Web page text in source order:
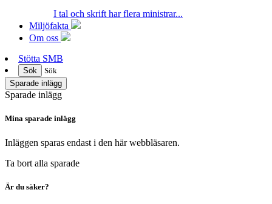
I tal och skrift har flera ministrar...
Miljöfakta
Om oss
Stötta SMB
Sök
Sök
Sparade inlägg
Sparade inlägg
Mina sparade inlägg
Inläggen sparas endast i den här webbläsaren.
Ta bort alla sparade
Är du säker?